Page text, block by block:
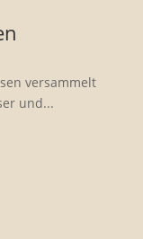
versammelt
und...